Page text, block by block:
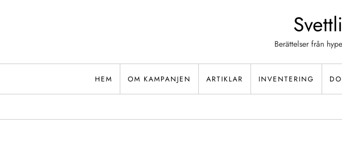
Berättelser från
HEM OM KAMPANJEN ARTIKLAR INVENTERING